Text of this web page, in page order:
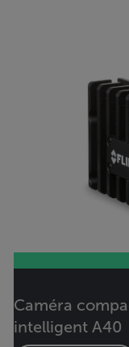
Caméra
intelligent A40